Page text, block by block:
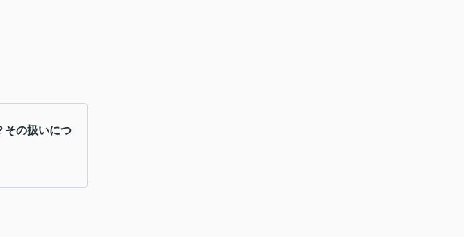
その扱いにつ